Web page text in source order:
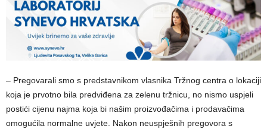
– Pregovarali smo s predstavnikom vlasnika Tržnog centra o lokaciji
koja je prvotno bila predviđena za zelenu tržnicu, no nismo uspjeli
postići cijenu najma koja bi našim proizvođačima i prodavačima
omogućila normalne uvjete. Nakon neuspješnih pregovora s